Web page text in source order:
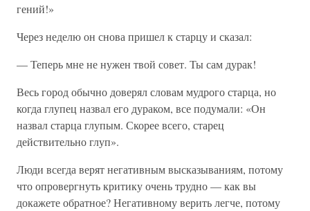
гений!»
Через неделю он снова пришел к старцу и сказал:
— Теперь мне не нужен твой совет. Ты сам дурак!
Весь город обычно доверял словам мудрого старца, но
когда глупец назвал его дураком, все подумали: «Он
назвал старца глупым. Скорее всего, старец
действительно глуп».
Люди всегда верят негативным высказываниям, потому
что опровергнуть критику очень трудно — как вы
докажете обратное? Негативному верить легче, потому